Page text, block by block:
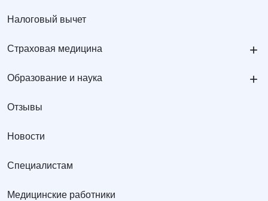
Налоговый вычет
Страховая медицина +
Образование и наука +
Отзывы
Новости
Специалистам
Медицинские работники